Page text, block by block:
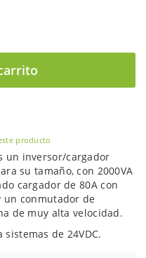
producto
un inversor/cargador
su tamaño, con 2000VA
cargador de 80A con
un conmutador de
de muy alta velocidad.
de 24VDC.